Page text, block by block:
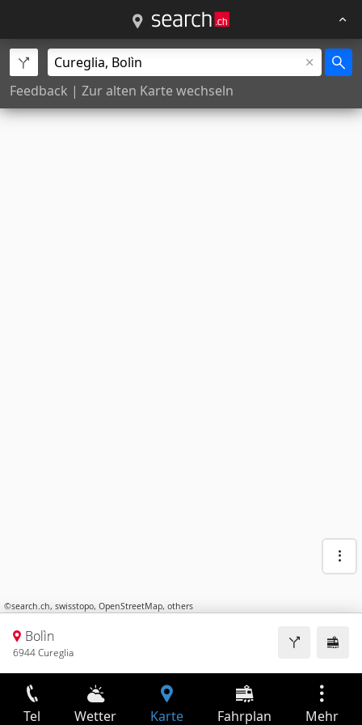
Feedback | Zur alten Karte wechseln
©search.ch, swisstopo, OpenStreetMap, others
Bolìn
6944 Cureglia
Tel Wetter Karte Fahrplan Mehr